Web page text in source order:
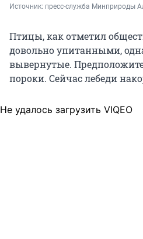
Источник: пресс-служба Минприроды
Птицы, как отметил
довольно упитанными,
вывернутые.
пороки. Сейчас лебеди
Не удалось загрузить VIQEO